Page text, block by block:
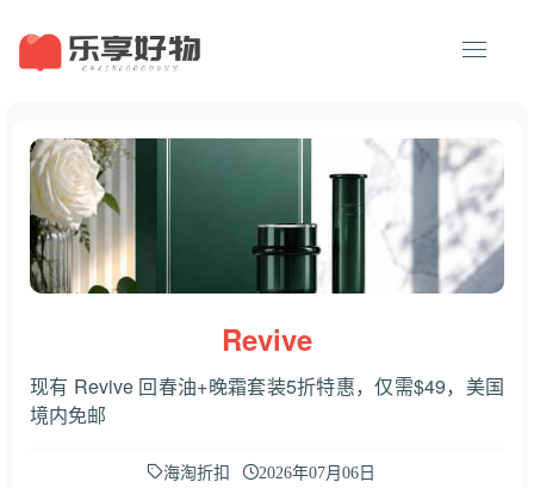
Revive
现有 Revive 回春油+晚霜套装5折特惠，仅需$49，美国
境内免邮
海淘折扣 2026年07月06日